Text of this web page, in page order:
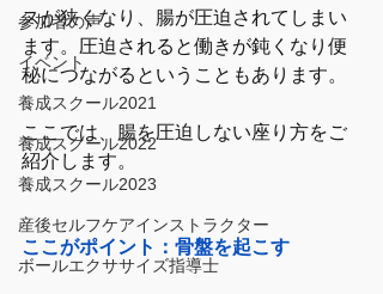
参加者の声
イベント
養成スクール2021
養成スクール2022
養成スクール2023
産後セルフケアインストラクター
ボールエクササイズ指導士
スが狭くなり、腸が圧迫されてしまい
ます。圧迫されると働きが鈍くなり便
秘につながるということもあります。
ここでは、腸を圧迫しない座り方をご
紹介します。
ここがポイント：骨盤を起こす